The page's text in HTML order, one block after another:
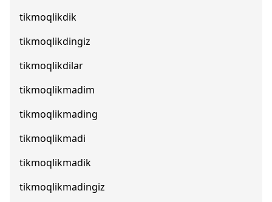
tikmoqlikdik
tikmoqlikdingiz
tikmoqlikdilar
tikmoqlikmadim
tikmoqlikmading
tikmoqlikmadi
tikmoqlikmadik
tikmoqlikmadingiz